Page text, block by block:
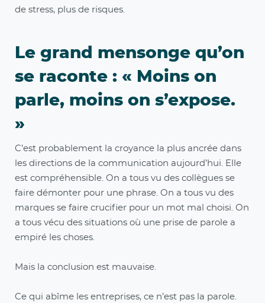
de stress, plus de risques.
Le grand mensonge qu’on
se raconte : « Moins on
parle, moins on s’expose.
»
C’est probablement la croyance la plus ancrée dans
les directions de la communication aujourd’hui. Elle
est compréhensible. On a tous vu des collègues se
faire démonter pour une phrase. On a tous vu des
marques se faire crucifier pour un mot mal choisi. On
a tous vécu des situations où une prise de parole a
empiré les choses.
Mais la conclusion est mauvaise.
Ce qui abîme les entreprises, ce n’est pas la parole.